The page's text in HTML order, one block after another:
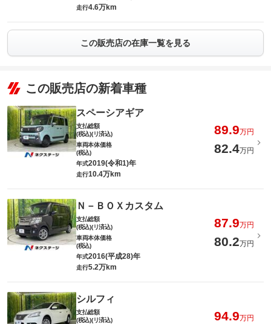
走行4.6万km
この販売店の在庫一覧を見る
この販売店の新着車種
スペーシアギア
支払総額
(税込)(リ済込)
89.9万円
車両本体価格
(税込)
82.4万円
年式2019(令和1)年
走行10.4万km
Ｎ－ＢＯＸカスタム
支払総額
(税込)(リ済込)
87.9万円
車両本体価格
(税込)
80.2万円
年式2016(平成28)年
走行5.2万km
シルフィ
支払総額
(税込)(リ済込)
94.9万円